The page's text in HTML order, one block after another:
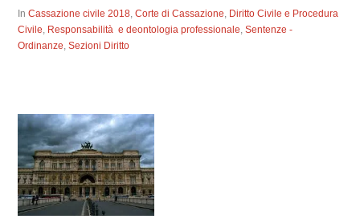
InCassazione civile 2018,Corte di Cassazione, Diritto Civile e Procedura
Civile, Responsabilità e deontologia professionale,Sentenze -
Ordinanze,Sezioni Diritto